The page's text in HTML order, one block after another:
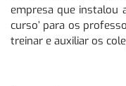
empresa que instalou
curso’ para os
treinar e auxiliar os